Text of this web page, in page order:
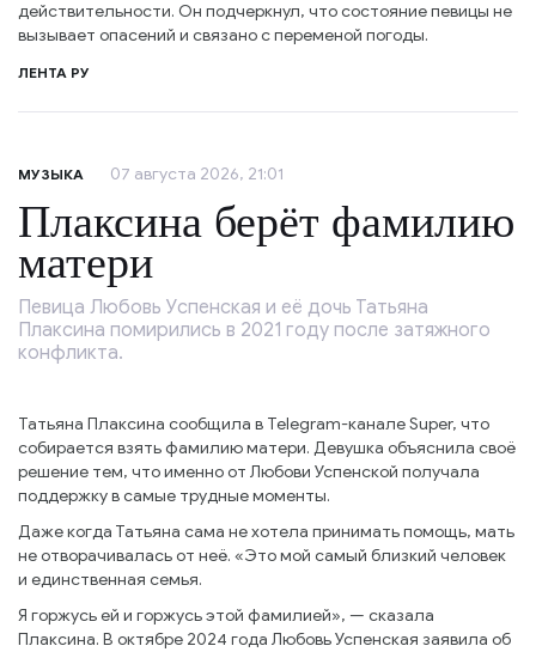
действительности. Он подчеркнул, что состояние певицы не
вызывает опасений и связано с переменой погоды.
ЛЕНТА РУ
МУЗЫКА 07 августа 2026, 21:01
Плаксина берёт фамилию
матери
Певица Любовь Успенская и её дочь Татьяна
Плаксина помирились в 2021 году после затяжного
конфликта.
Татьяна Плаксина сообщила в Telegram-канале Super, что
собирается взять фамилию матери. Девушка объяснила своё
решение тем, что именно от Любови Успенской получала
поддержку в самые трудные моменты.
Даже когда Татьяна сама не хотела принимать помощь, мать
не отворачивалась от неё. «Это мой самый близкий человек
и единственная семья.
Я горжусь ей и горжусь этой фамилией», — сказала
Плаксина. В октябре 2024 года Любовь Успенская заявила об